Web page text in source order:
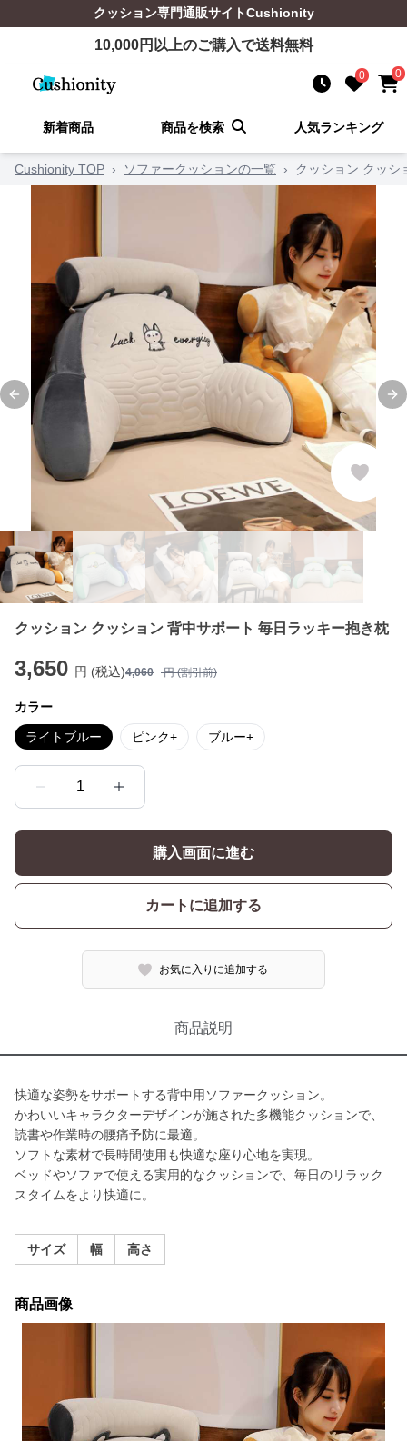
クッション専門通販サイトCushionity
10,000円以上のご購入で送料無料
0 0
新着商品 商品を検索 人気ランキング
Cushionity TOP › ソファークッションの一覧 › クッション クッシ
Previous slide
クッション クッション 背中サポート 毎日ラッキー抱き枕
3,650 円 (税込)4,060 円 (割引前)
カラー
ライトブルー ピンク+ ブルー+
1
購入画面に進む
カートに追加する
お気に入りに追加する
商品説明
快適な姿勢をサポートする背中用ソファークッション。
かわいいキャラクターデザインが施された多機能クッションで、
読書や作業時の腰痛予防に最適。
ソフトな素材で長時間使用も快適な座り心地を実現。
ベッドやソファで使える実用的なクッションで、毎日のリラック
スタイムをより快適に。
サイズ 幅 高さ
商品画像